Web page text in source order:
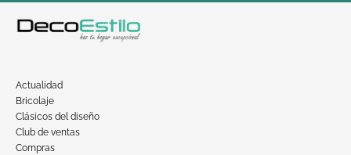
Actualidad
Bricolaje
Clásicos del diseño
Club de ventas
Compras